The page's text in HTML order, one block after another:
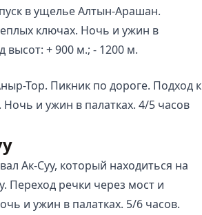
в ущелье Алтын-Арашан.
ключах. Ночь и ужин в
высот: + 900 м.; - 1200 м.
Тор. Пикник по дороге. Подход к
и ужин в палатках. 4/5 часов
Ак-Суу, который находиться на
Переход речки через мост и
и ужин в палатках. 5/6 часов.